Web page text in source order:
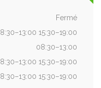
Fermé
15:30–19:00
08:30–13:00
15:30–19:00
15:30–19:00